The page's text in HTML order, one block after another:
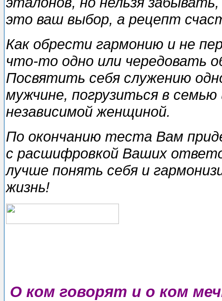
это ваш выбор, а рецепт
Как обрести гармонию и не
что-то одно или чередовать
Посвятить себя служению
мужчине, погрузиться в
независимой женщиной.
По окончанию тecтa Вам
с расшифровкой Ваших
лучше понять себя и
жизнь!
О ком говорят и о ком